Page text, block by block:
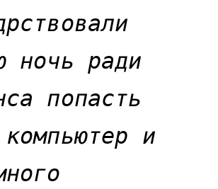
ночь ради
попасть
и